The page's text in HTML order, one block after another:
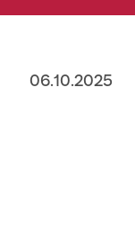
06.10.2025